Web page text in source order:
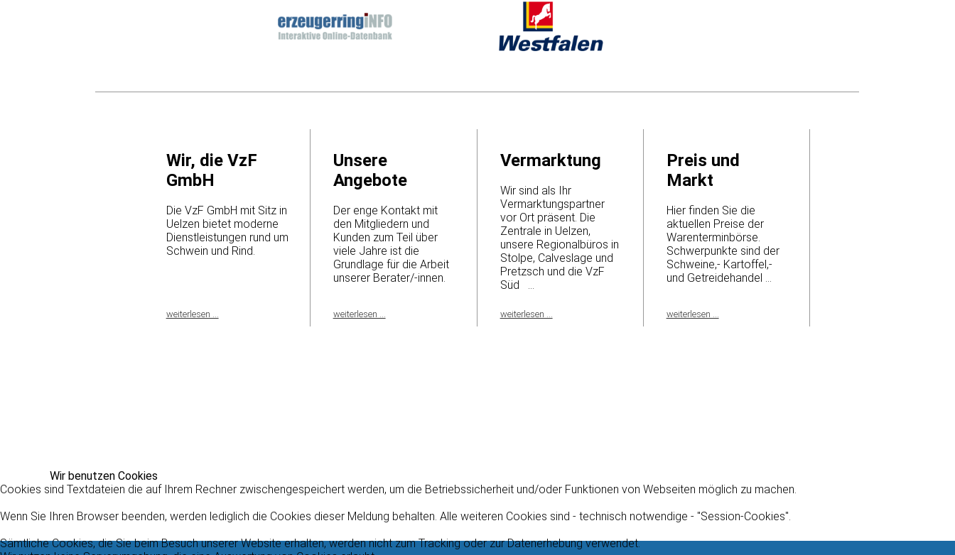
Wir, die VzF
GmbH
Die VzF GmbH mit Sitz in
Uelzen bietet moderne
Dienstleistungen rund um
Schwein und Rind.
weiterlesen ...
Unsere
Angebote
Der enge Kontakt mit
den Mitgliedern und
Kunden zum Teil über
viele Jahre ist die
Grundlage für die Arbeit
unserer Berater/-innen.
weiterlesen ...
Vermarktung
Wir sind als Ihr
Vermarktungspartner
vor Ort präsent. Die
Zentrale in Uelzen,
unsere Regionalbüros in
Stolpe, Calveslage und
Pretzsch und die VzF
Süd ...
weiterlesen ...
Preis und
Markt
Hier finden Sie die
aktuellen Preise der
Warenterminbörse.
Schwerpunkte sind der
Schweine,- Kartoffel,-
und Getreidehandel ...
weiterlesen ...
Wir benutzen Cookies
Cookies sind Textdateien die auf Ihrem Rechner zwischengespeichert werden, um die Betriebssicherheit und/oder Funktionen von Webseiten möglich zu machen.
Wenn Sie Ihren Browser beenden, werden lediglich die Cookies dieser Meldung behalten. Alle weiteren Cookies sind - technisch notwendige - "Session-Cookies".
Sämtliche Cookies, die Sie beim Besuch unserer Website erhalten, werden nicht zum Tracking oder zur Datenerhebung verwendet.